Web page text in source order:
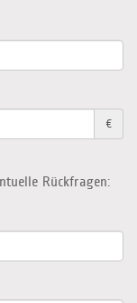
€
Rückfragen: